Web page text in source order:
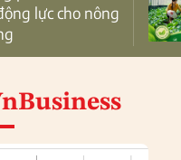
lực cho nông